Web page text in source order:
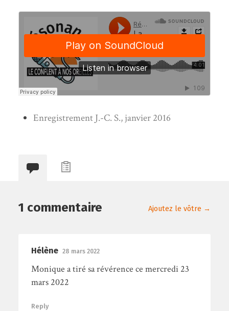
Enregistrement J.-C. S., janvier 2016
1 commentaire Ajoutez le vôtre →
Hélène 28 mars 2022
Monique a tiré sa révérence ce mercredi 23
mars 2022
Reply